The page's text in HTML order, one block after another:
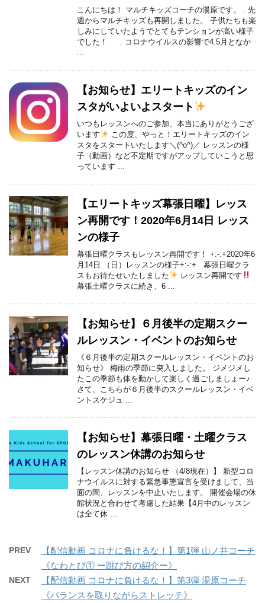
こんにちは！ マルチキッズコーチの湯原です。 . 先
週からマルチキッズも再開しました。 子供たちも楽
しみにしていたようでとてもテンションが高い様子
でした！ . コロナウイルスの影響で4.5月となか
...
【お知らせ】エリートキッズのイン
スタがいよいよスタート
いつもレッスンへのご参加、本当にありがとうござ
います
この度、やっと！エリートキッズのイン
スタをスタートいたします＼(^o^)／ レッスンの様
子（動画）など不定期ですがアップしていこうと思
っています ...
【エリートキッズ幕張日曜】レッス
ン再開です！2020年6月14日 レッス
ンの様子
幕張日曜クラスもレッスン再開です！ +:-:+2020年6
月14日 （日）レッスンの様子+:-:+ 幕張日曜クラ
スもお待たせいたしました
レッスン再開です
幕張土曜クラスに続き、6 ...
【お知らせ】６月後半の定期スクー
ルレッスン・イベントのお知らせ
《６月後半の定期スクールレッスン・イベントのお
知らせ》 梅雨の季節に突入しました。 ジメジメし
たこの季節も体を動かして楽しく過ごしましょー♪
さて、こちらが６月後半のスクールレッスン・イベ
ントスケジュ ...
【お知らせ】幕張日曜・土曜クラス
のレッスン休講のお知らせ
【レッスン休講のお知らせ （4/8現在）】 新型コロ
ナウイルスに対する緊急事態宣言を受けまして、当
面の間、レッスンを中止いたします。 開催会場の休
館状況と合わせて考慮した結果【4月中のレッスン
は全て休 ...
PREV
【配信動画 コロナに負けるな！】第1弾 山ノ井コーチ
《なわとび① ー跳び方の紹介ー》
NEXT
【配信動画 コロナに負けるな！】第3弾 湯原コーチ
《バランスを取りながらストレッチ》